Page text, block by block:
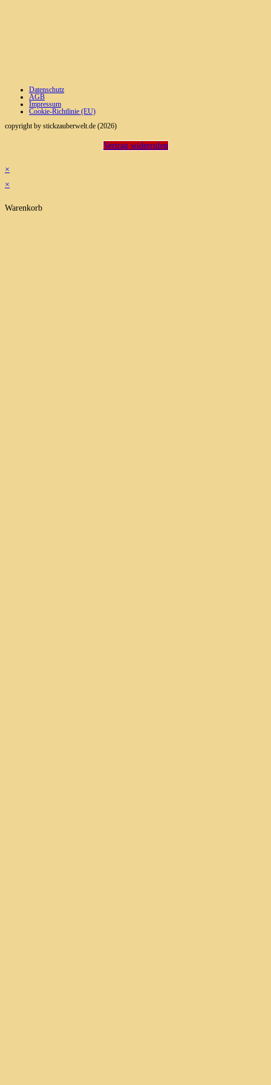
Datenschutz
AGB
Impressum
Cookie-Richtlinie (EU)
copyright by stickzauberwelt.de (2026)
Vertrag widerrufen
×
×
Warenkorb